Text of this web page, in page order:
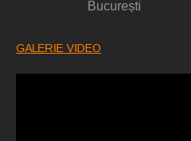
București
GALERIE VIDEO